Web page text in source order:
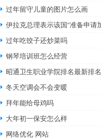
过年留守儿童的图片怎么画
过年吃饺子还炒菜吗
钢琴培训班怎么经营
昭通卫生职业学院排名最新排名
冬天空调会不会变暖
拜年能给母鸡吗
大年初一保安怎么样
网络优化 网站